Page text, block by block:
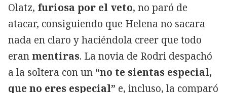
Olatz, furiosa por el veto, no paró de
atacar, consiguiendo que Helena no sacara
nada en claro y haciéndola creer que todo
eran mentiras. La novia de Rodri despachó
a la soltera con un “no te sientas especial,
que no eres especial” e, incluso, la comparó